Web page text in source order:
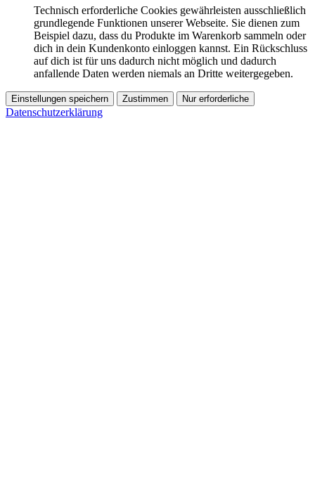
Technisch erforderliche Cookies gewährleisten ausschließlich
grundlegende Funktionen unserer Webseite. Sie dienen zum
Beispiel dazu, dass du Produkte im Warenkorb sammeln oder
dich in dein Kundenkonto einloggen kannst. Ein Rückschluss
auf dich ist für uns dadurch nicht möglich und dadurch
anfallende Daten werden niemals an Dritte weitergegeben.
Einstellungen speichern Zustimmen Nur erforderliche
Datenschutzerklärung